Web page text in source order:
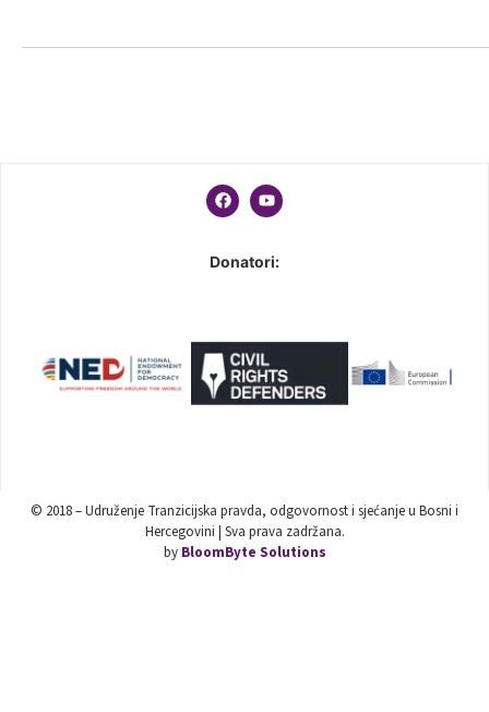
Donatori:
© 2018 – Udruženje Tranzicijska pravda, odgovornost i sjećanje u Bosni i
Hercegovini | Sva prava zadržana.
by BloomByte Solutions